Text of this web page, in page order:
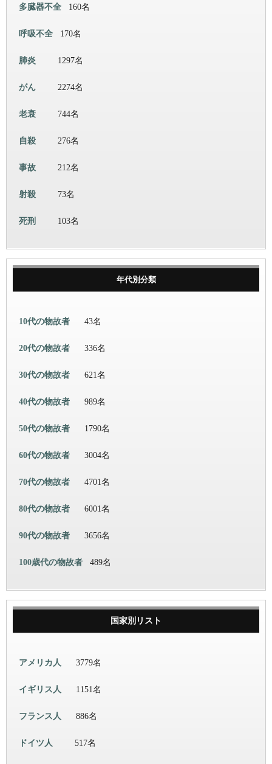
多臓器不全 160名
呼吸不全 170名
肺炎 1297名
がん 2274名
老衰 744名
自殺 276名
事故 212名
射殺 73名
死刑 103名
年代別分類
10代の物故者 43名
20代の物故者 336名
30代の物故者 621名
40代の物故者 989名
50代の物故者 1790名
60代の物故者 3004名
70代の物故者 4701名
80代の物故者 6001名
90代の物故者 3656名
100歳代の物故者 489名
国家別リスト
アメリカ人 3779名
イギリス人 1151名
フランス人 886名
ドイツ人 517名